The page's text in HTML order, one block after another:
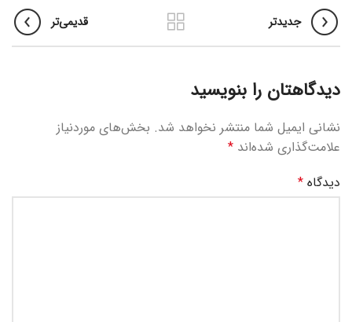
جدیدتر قدیمی‌تر
دیدگاهتان را بنویسید
نشانی ایمیل شما منتشر نخواهد شد. بخش‌های موردنیاز
علامت‌گذاری شده‌اند *
دیدگاه *